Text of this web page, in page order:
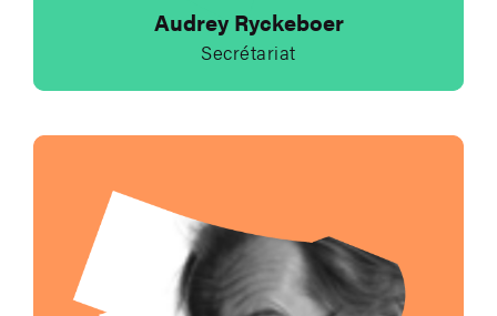
Audrey Ryckeboer
Secrétariat
Envoyer un e-mail